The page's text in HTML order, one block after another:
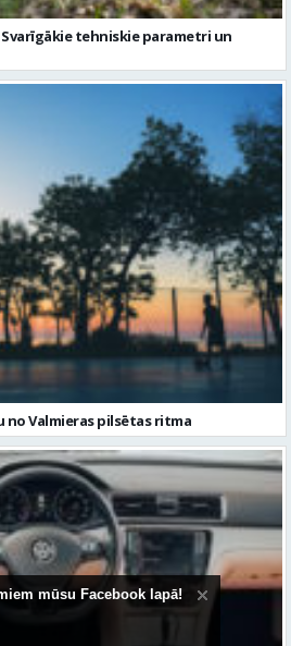
Valmieras pilsētas ritma
mūsu Facebook lapā!